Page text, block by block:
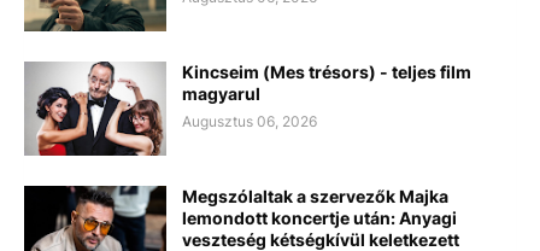
Kincseim (Mes trésors) - teljes film
magyarul
Augusztus 06, 2026
Megszólaltak a szervezők Majka
lemondott koncertje után: Anyagi
veszteség kétségkívül keletkezett